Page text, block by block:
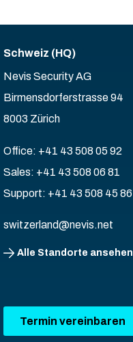
Schweiz (HQ)
Nevis Security AG
Birmensdorferstrasse 94
8003 Zürich
Office: +41 43 508 05 92
Sales: +41 43 508 06 81
Support: +41 43 508 45 86
switzerland@nevis.net
Alle Standorte ansehen
Termin vereinbaren